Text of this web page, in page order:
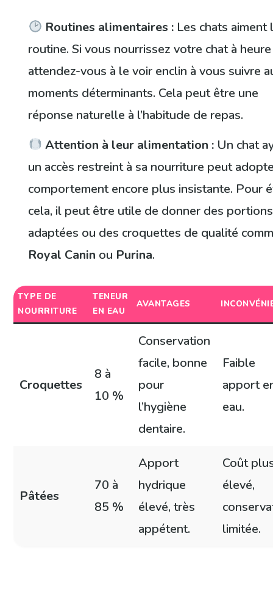
Routines alimentaires : Les chats aiment
routine. Si vous nourrissez votre chat à
attendez-vous à le voir enclin à vous suivre
moments déterminants. Cela peut être une
réponse naturelle à l’habitude de repas.
Attention à leur alimentation : Un chat
un accès restreint à sa nourriture peut
comportement encore plus insistante. Pour
cela, il peut être utile de donner des portions
adaptées ou des croquettes de qualité
Royal Canin ou Purina.
TYPE DE
NOURRITURE
TENEUR
EN EAU
AVANTAGES
Croquettes
8 à
10 %
Conservation
facile, bonne
pour
l’hygiène
dentaire.
Faible
apport
eau.
Pâtées
70 à
85 %
Apport
hydrique
élevé, très
appétent.
Coût
élevé,
limitée.